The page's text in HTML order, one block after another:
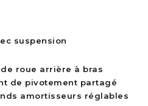
suspension
roue arrière à bras
de pivotement partagé
amortisseurs réglables